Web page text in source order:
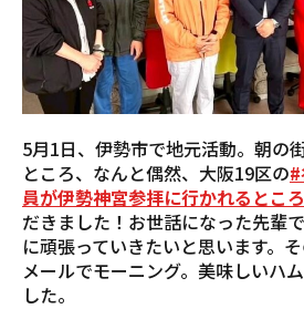
5月1日、伊勢市で地元活動。朝の
ところ、なんと偶然、大阪19区の
員が伊勢神宮参拝に行かれるところ
だきました！お世話になった先輩
に頑張っていきたいと思います。
メールでモーニング。美味しいハ
した。